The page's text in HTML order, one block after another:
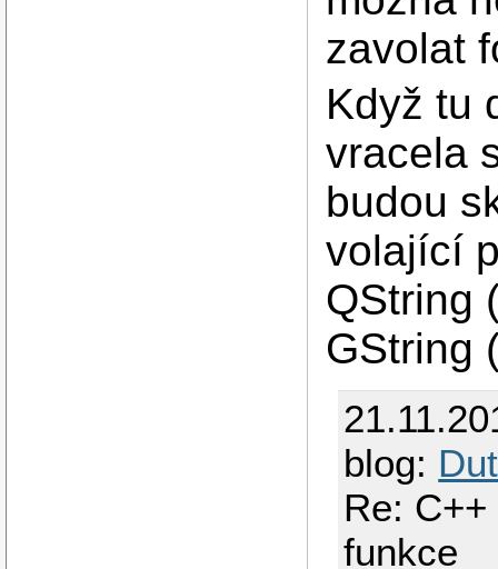
zavolat
Když tu
vracela
budou
volající
QString
GString
blog:
Re:
funkce